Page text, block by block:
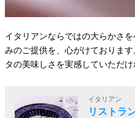
イタリアンならではの大らかさ
みのご提供を、心がけておりま
タの美味しさを実感していただけ
イタリアン
リストラ